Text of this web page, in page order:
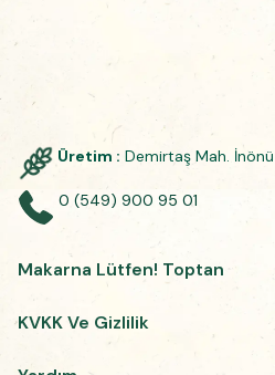
Üretim : Demirtaş Mah.
0 (549) 900 95 01
Makarna Lütfen! Toptan
KVKK Ve Gizlilik